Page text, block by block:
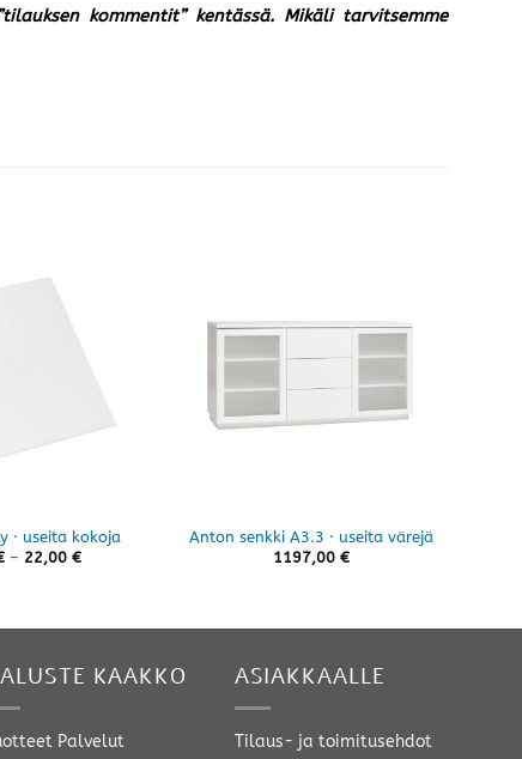
kommentit” kentässä. Mikäli tarvitsemme
· useita kokoja
– 22,00 €Hintaluokka:
Anton senkki A3.3 · useita värejä
1197,00 €
KAAKKO
Palvelut
ASIAKKAALLE
Tilaus- ja toimitusehdot